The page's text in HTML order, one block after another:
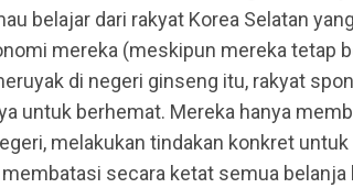
belajar dari rakyat Korea Selatan
mereka (meskipun mereka tetap
di negeri ginseng itu, rakyat
untuk berhemat. Mereka hanya
melakukan tindakan konkret
secara ketat semua belanja